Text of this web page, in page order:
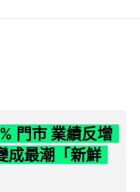
門市 業績反增
成最潮「新鮮